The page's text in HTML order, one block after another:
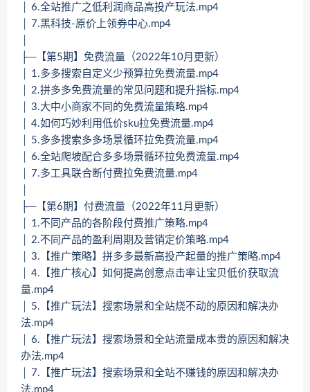
│ 6.全站推广之低利润商品高投产玩法.mp4
│ 7.黑科技-原价上领券中心.mp4
├─【第5期】免费流量（2022年10月更新）
│ 1.多多搜索自定义少预算拉免费流量.mp4
│ 2.拼多多免费流量的常见问题和提升指标.mp4
│ 3.大中小商家不同的免费流量策略.mp4
│ 4.如何巧妙利用低价sku拉免费流量.mp4
│ 5.多多搜索多多场景循环拉免费流量.mp4
│ 6.全站爬坡配合多多场景循环拉免费流量.mp4
│ 7.多工具联合断付费拉免费流量.mp4
├─【第6期】付费流量（2022年11月更新）
│ 1.不同产品的各阶段付费推广策略.mp4
│ 2.不同产品的盈利周期及营销定价策略.mp4
│ 3.【推广策略】拼多多最新高投产起量的推广策略.mp4
│ 4.【推广核心】如何提高创意点击率让宝贝低价获取流
量.mp4
│ 5.【推广玩法】搜索场景和全站烧不动的原因和解决办
法.mp4
│ 6.【推广玩法】搜索场景和全站流量成本贵的原因和解决
办法.mp4
│ 7.【推广玩法】搜索场景和全站不赚钱的原因和解决办
法.mp4